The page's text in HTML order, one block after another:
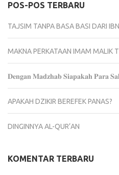
POS-POS TERBARU
TAJSIM TANPA BASA BASI DARI
MAKNA PERKATAAN IMAM MALIK
𝐃𝐞𝐧𝐠𝐚𝐧 𝐌𝐚𝐝𝐳𝐡𝐚𝐛 𝐒𝐢𝐚𝐩𝐚𝐤𝐚𝐡 𝐏𝐚𝐫𝐚
APAKAH DZIKIR BEREFEK PANAS?
DINGINNYA AL-QUR’AN
KOMENTAR TERBARU